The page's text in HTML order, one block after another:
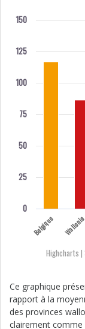
0
25
50
75
100
125
150
Highcharts |
Belgique Wallonie
Ce graphique
rapport à la
des provinces
clairement comme